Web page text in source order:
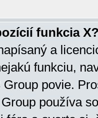
funkcia
a
funkciu,
povie.
používa